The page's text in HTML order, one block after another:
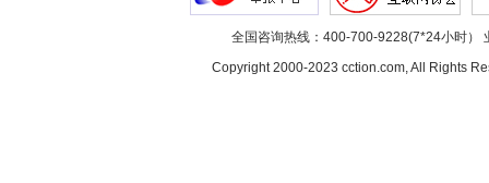
全国咨询热线：400-700-9228(7*24小时）
Copyright 2000-2023 cction.com, All Rights